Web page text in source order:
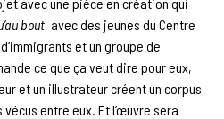
bout, avec des jeunes du Centre
et un groupe de
ce que ça veut dire pour eux,
et un illustrateur créent un corpus
entre eux. Et l’œuvre sera